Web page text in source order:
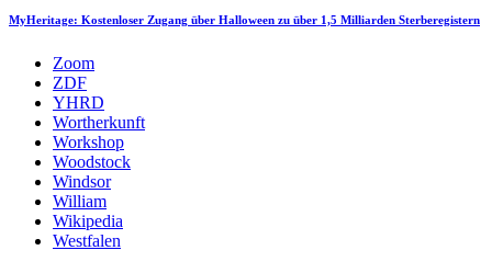
MyHeritage: Kostenloser Zugang über Halloween zu über 1,5 Milliarden Sterberegistern
Zoom
ZDF
YHRD
Wortherkunft
Workshop
Woodstock
Windsor
William
Wikipedia
Westfalen